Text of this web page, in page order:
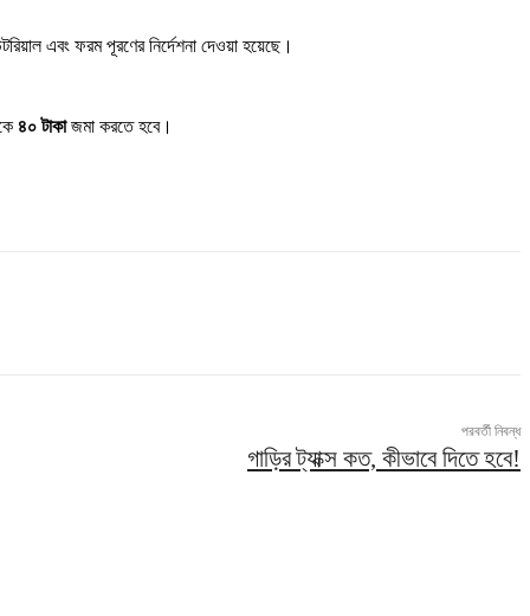
এবং ফরম পূরণের নির্দেশনা দেওয়া হয়েছে।
৪০ টাকাজমা করতে হবে।
পরবর্তী নিবন্ধ
গাড়ির ট্যাক্স কত, কীভাবে দিতে হবে!